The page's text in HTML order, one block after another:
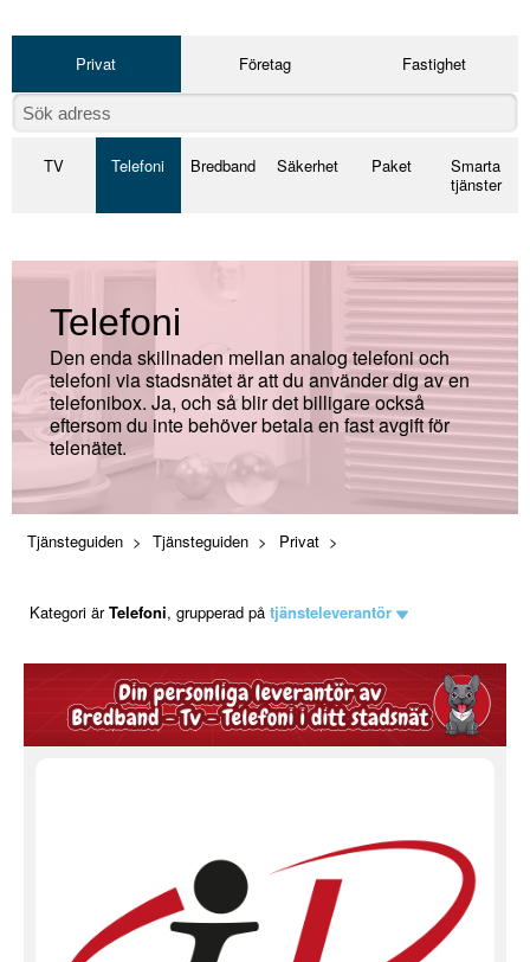
Privat Företag Fastighet
TV Telefoni Bredband Säkerhet Paket
Smarta
tjänster
Telefoni
Den enda skillnaden mellan analog telefoni och
telefoni via stadsnätet är att du använder dig av en
telefonibox. Ja, och så blir det billigare också
eftersom du inte behöver betala en fast avgift för
telenätet.
Tjänsteguiden Tjänsteguiden Privat
Kategori ärTelefoni, grupperad på tjänsteleverantör